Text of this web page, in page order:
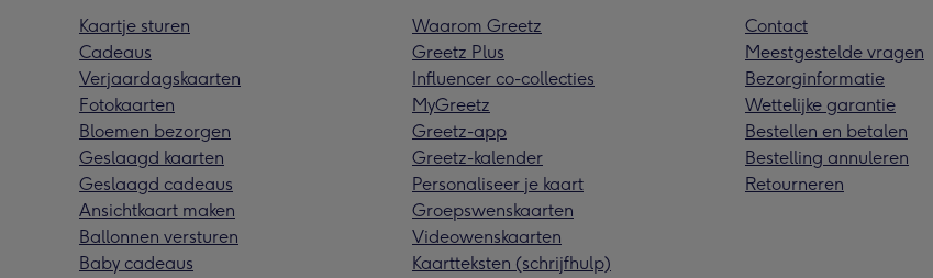
Kaartje sturen
Cadeaus
Verjaardagskaarten
Fotokaarten
Bloemen bezorgen
Geslaagd kaarten
Geslaagd cadeaus
Ansichtkaart maken
Ballonnen versturen
Baby cadeaus
Waarom Greetz
Greetz Plus
Influencer co-collecties
MyGreetz
Greetz-app
Greetz-kalender
Personaliseer je kaart
Groepswenskaarten
Videowenskaarten
Kaartteksten (schrijfhulp)
Contact
Meestgestelde vragen
Bezorginformatie
Wettelijke garantie
Bestellen en betalen
Bestelling annuleren
Retourneren